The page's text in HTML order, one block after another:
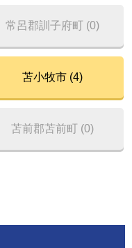
常呂郡訓子府町 (0)
苫小牧市 (4)
苫前郡苫前町 (0)